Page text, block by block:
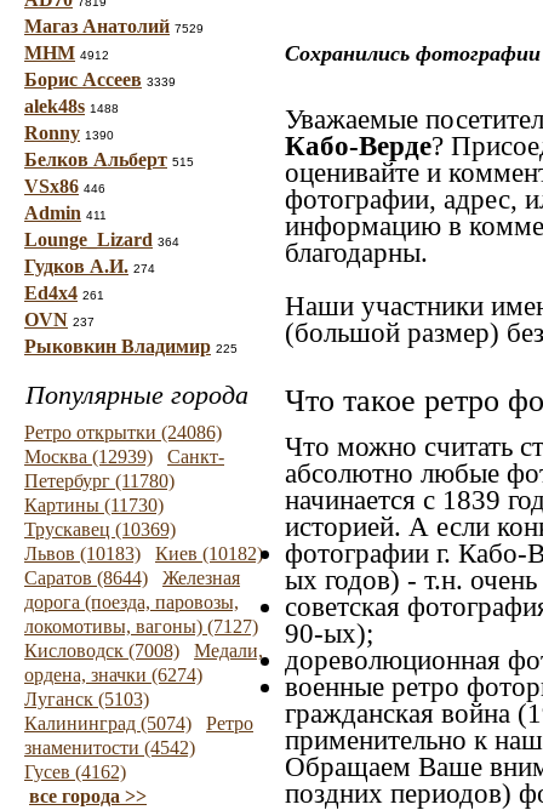
Магаз Анатолий 7529
МНМ 4912
Борис Ассеев 3339
alek48s 1488
Ronny 1390
Белков Альберт 515
VSx86 446
Admin 411
Lounge_Lizard 364
Гудков А.И. 274
Ed4x4 261
OVN 237
Рыковкин Владимир 225
Популярные города
Ретро открытки (24086)
Москва (12939)
Санкт-
Петербург (11780)
Картины (11730)
Трускавец (10369)
Львов (10183)
Киев (10182)
Саратов (8644)
Железная
дорога (поезда, паровозы,
локомотивы, вагоны) (7127)
Кисловодск (7008)
Медали,
ордена, значки (6274)
Луганск (5103)
Калининград (5074)
Ретро
знаменитости (4542)
Гусев (4162)
все города >>
Сохранились
Уважаемые
Кабо-Верде?
оценивайте и
фотографии, адрес,
информацию в
благодарны.
Наши участники
(большой размер)
Что такое ретро
Что можно считать
абсолютно любые
начинается с 1839
историей. А если
фотографии г. Кабо-
ых годов) - т.н.
советская
90-ых);
дореволюционная
военные ретро
гражданская война
применительно к
Обращаем Ваше
поздних периодов)